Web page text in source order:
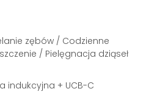
zębów / Codzienne
/ Pielęgnacja dziąseł
indukcyjna + UCB-C